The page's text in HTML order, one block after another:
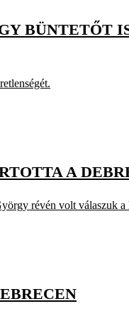
BÜNTETŐT
A
révén volt válaszuk a